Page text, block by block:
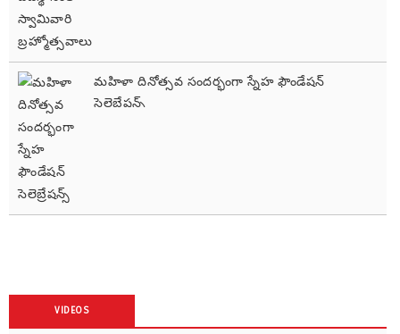
మహిళా దినోత్సవ సందర్భంగా స్నేహ ఫౌండేషన్
సెలెబ్రేషన్స్
VIDEOS